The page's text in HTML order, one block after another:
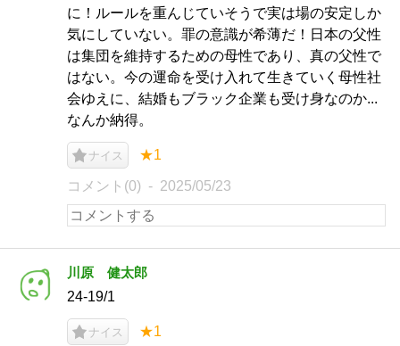
に！ルールを重んじていそうで実は場の安定しか
気にしていない。罪の意識が希薄だ！日本の父性
は集団を維持するための母性であり、真の父性で
はない。今の運命を受け入れて生きていく母性社
会ゆえに、結婚もブラック企業も受け身なのか...
なんか納得。
ナイス ★1
コメント(0) 2025/05/23
川原 健太郎
24-19/1
ナイス ★1